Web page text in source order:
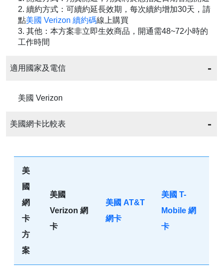
2. 續約方式：可續約延長效期，每次續約增加30天，請
點美國 Verizon 續約碼線上購買
3. 其他：本方案非立即生效商品，開通需48~72小時的
工作時間
適用國家及電信
美國 Verizon
美國網卡比較表
美
國
網
卡
方
案
美國
Verizon 網
卡
美國 AT&T
網卡
美國 T-
Mobile 網
卡